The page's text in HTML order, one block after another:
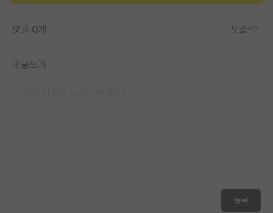
이벤트
댓글 0개 댓글쓰기
댓글쓰기
등록